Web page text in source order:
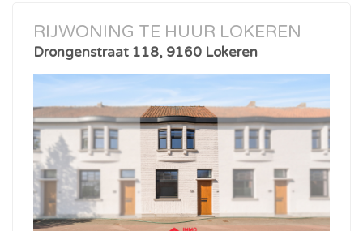
RIJWONING TE HUUR LOKEREN
Drongenstraat 118, 9160 Lokeren